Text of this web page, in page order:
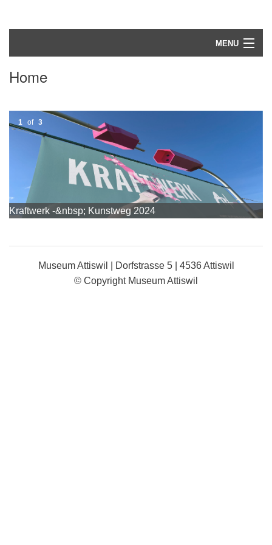
MENU
Aktuell
Museum
Home
Kraftwerk -&nbsp; Kunstweg 2024
1 of 3
Museum Attiswil | Dorfstrasse 5 | 4536 Attiswil
© Copyright Museum Attiswil